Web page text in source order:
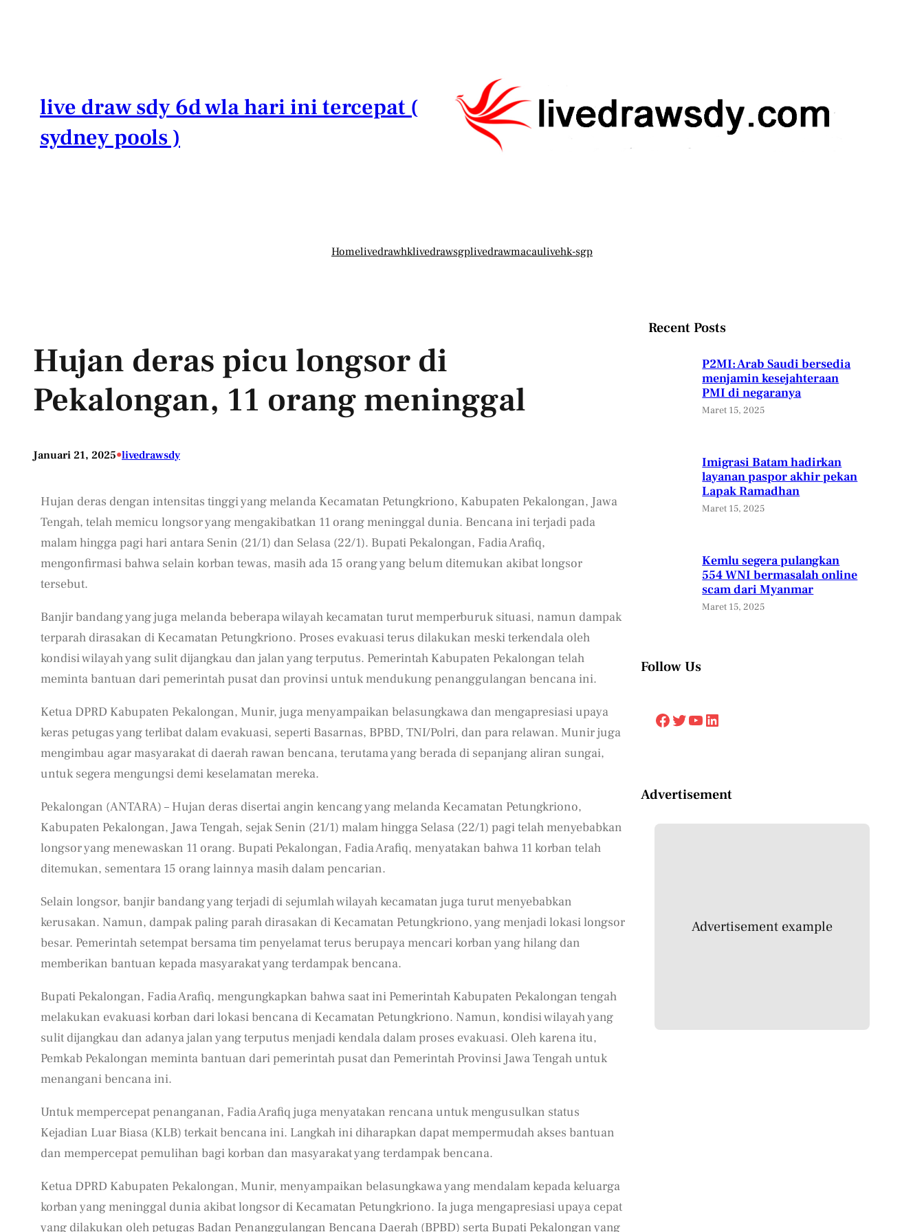
live draw sdy 6d wla hari ini tercepat (
sydney pools )
Homelivedrawhklivedrawsgplivedrawmacaulivehk-sgp
Hujan deras picu longsor di
Pekalongan, 11 orang meninggal
Januari 21, 2025•livedrawsdy
Hujan deras dengan intensitas tinggi yang melanda Kecamatan Petungkriono, Kabupaten Pekalongan, Jawa
Tengah, telah memicu longsor yang mengakibatkan 11 orang meninggal dunia. Bencana ini terjadi pada
malam hingga pagi hari antara Senin (21/1) dan Selasa (22/1). Bupati Pekalongan, Fadia Arafiq,
mengonfirmasi bahwa selain korban tewas, masih ada 15 orang yang belum ditemukan akibat longsor
tersebut.
Banjir bandang yang juga melanda beberapa wilayah kecamatan turut memperburuk situasi, namun dampak
terparah dirasakan di Kecamatan Petungkriono. Proses evakuasi terus dilakukan meski terkendala oleh
kondisi wilayah yang sulit dijangkau dan jalan yang terputus. Pemerintah Kabupaten Pekalongan telah
meminta bantuan dari pemerintah pusat dan provinsi untuk mendukung penanggulangan bencana ini.
Ketua DPRD Kabupaten Pekalongan, Munir, juga menyampaikan belasungkawa dan mengapresiasi upaya
keras petugas yang terlibat dalam evakuasi, seperti Basarnas, BPBD, TNI/Polri, dan para relawan. Munir juga
mengimbau agar masyarakat di daerah rawan bencana, terutama yang berada di sepanjang aliran sungai,
untuk segera mengungsi demi keselamatan mereka.
Pekalongan (ANTARA) – Hujan deras disertai angin kencang yang melanda Kecamatan Petungkriono,
Kabupaten Pekalongan, Jawa Tengah, sejak Senin (21/1) malam hingga Selasa (22/1) pagi telah menyebabkan
longsor yang menewaskan 11 orang. Bupati Pekalongan, Fadia Arafiq, menyatakan bahwa 11 korban telah
ditemukan, sementara 15 orang lainnya masih dalam pencarian.
Selain longsor, banjir bandang yang terjadi di sejumlah wilayah kecamatan juga turut menyebabkan
kerusakan. Namun, dampak paling parah dirasakan di Kecamatan Petungkriono, yang menjadi lokasi longsor
besar. Pemerintah setempat bersama tim penyelamat terus berupaya mencari korban yang hilang dan
memberikan bantuan kepada masyarakat yang terdampak bencana.
Bupati Pekalongan, Fadia Arafiq, mengungkapkan bahwa saat ini Pemerintah Kabupaten Pekalongan tengah
melakukan evakuasi korban dari lokasi bencana di Kecamatan Petungkriono. Namun, kondisi wilayah yang
sulit dijangkau dan adanya jalan yang terputus menjadi kendala dalam proses evakuasi. Oleh karena itu,
Pemkab Pekalongan meminta bantuan dari pemerintah pusat dan Pemerintah Provinsi Jawa Tengah untuk
menangani bencana ini.
Untuk mempercepat penanganan, Fadia Arafiq juga menyatakan rencana untuk mengusulkan status
Kejadian Luar Biasa (KLB) terkait bencana ini. Langkah ini diharapkan dapat mempermudah akses bantuan
dan mempercepat pemulihan bagi korban dan masyarakat yang terdampak bencana.
Ketua DPRD Kabupaten Pekalongan, Munir, menyampaikan belasungkawa yang mendalam kepada keluarga
korban yang meninggal dunia akibat longsor di Kecamatan Petungkriono. Ia juga mengapresiasi upaya cepat
yang dilakukan oleh petugas Badan Penanggulangan Bencana Daerah (BPBD) serta Bupati Pekalongan yang
Recent Posts
P2MI: Arab Saudi bersedia
menjamin kesejahteraan
PMI di negaranya
Maret 15, 2025
Imigrasi Batam hadirkan
layanan paspor akhir pekan
Lapak Ramadhan
Maret 15, 2025
Kemlu segera pulangkan
554 WNI bermasalah online
scam dari Myanmar
Maret 15, 2025
Follow Us
Facebook Twitter YouTube LinkedIn
Advertisement
Advertisement example